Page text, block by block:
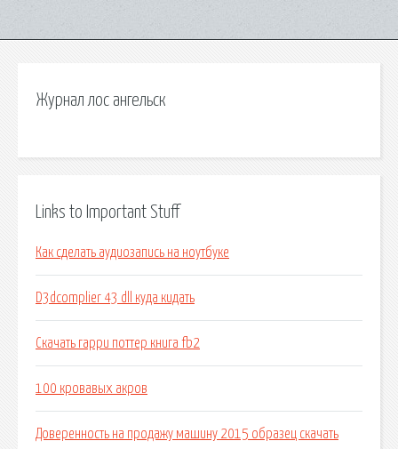
Журнал лос ангельск
Links to Important Stuff
Как сделать аудиозапись на ноутбуке
D3dcomplier 43 dll куда кидать
Скачать гарри поттер книга fb2
100 кровавых акров
Доверенность на продажу машину 2015 образец скачать